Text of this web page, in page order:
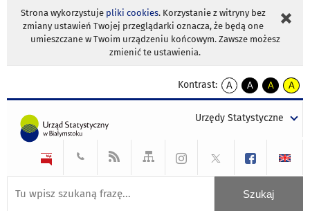
Strona wykorzystuje pliki cookies. Korzystanie z witryny bez
zmiany ustawień Twojej przeglądarki oznacza, że będą one
umieszczane w Twoim urządzeniu końcowym. Zawsze możesz
zmienić te ustawienia.
Kontrast:
A
kontrast
A
kontrast
tekst
czarnym
A
kontrast
tekst
czarnym
A
tekst
żółtym
Urzędy Statystyczne